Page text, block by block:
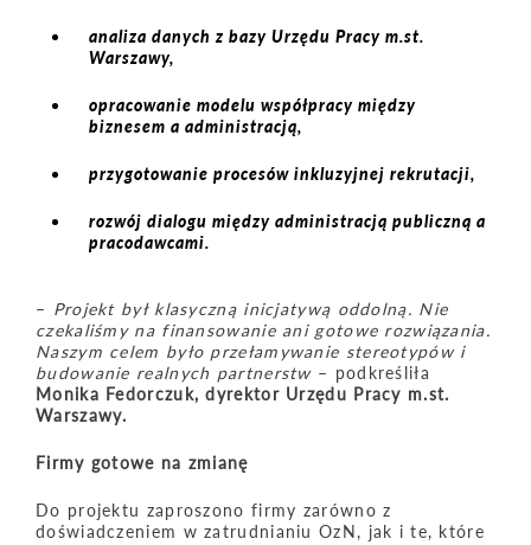
analiza danych z bazy Urzędu Pracy m.st.
Warszawy,
opracowanie modelu współpracy między
biznesem a administracją,
przygotowanie procesów inkluzyjnej rekrutacji,
rozwój dialogu między administracją publiczną a
pracodawcami.
– Projekt był klasyczną inicjatywą oddolną. Nie
czekaliśmy na finansowanie ani gotowe rozwiązania.
Naszym celem było przełamywanie stereotypów i
budowanie realnych partnerstw – podkreśliła
Monika Fedorczuk, dyrektor Urzędu Pracy m.st.
Warszawy.
Firmy gotowe na zmianę
Do projektu zaproszono firmy zarówno z
doświadczeniem w zatrudnianiu OzN, jak i te, które